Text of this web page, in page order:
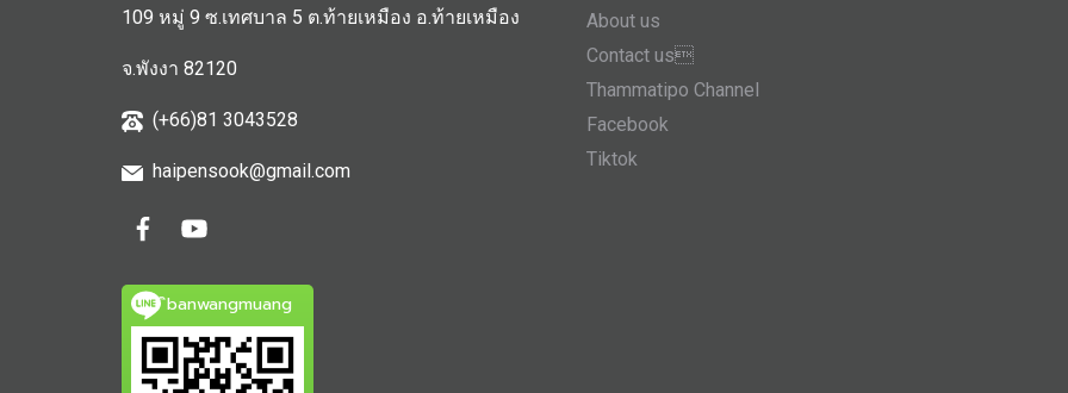
109 หมู่ 9 ซ.เทศบาล 5 ต.ท้ายเหมือง อ.ท้ายเหมือง
จ.พังงา 82120
(+66)81 3043528
haipensook@gmail.com
ิbanwangmuang
About us
Contact us
Thammatipo Channel
Facebook
Tiktok